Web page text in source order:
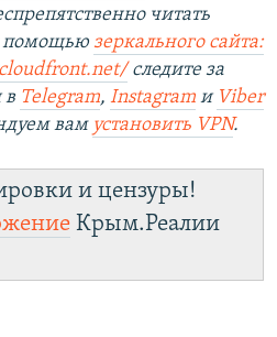
читать
помощью зеркального сайта:
следите за
в Telegram, Instagram и Viber
вам установить VPN.
и цензуры!
Крым.Реалии